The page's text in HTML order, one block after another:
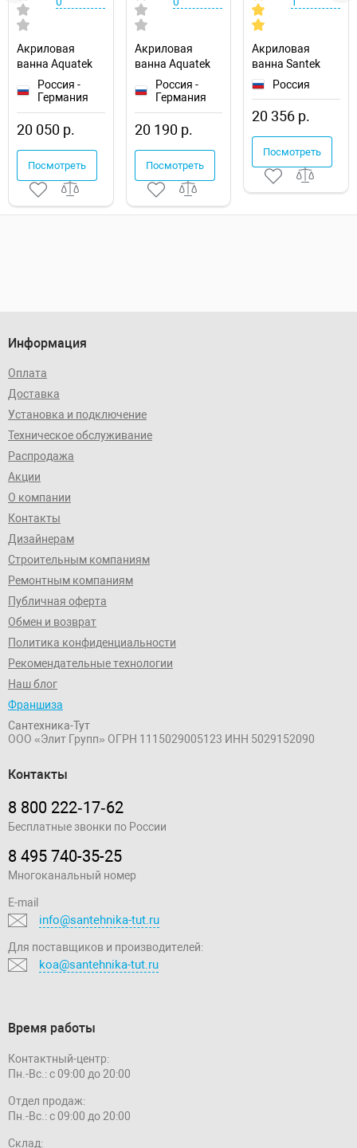
Акриловая
ванна Aquatek
Eco-friendly
София 170x70
Россия -
Германия
20 050 р.
Посмотреть
Акриловая
ванна Aquatek
Eco-friendly
Лайма 170х70
Россия -
Германия
20 190 р.
Посмотреть
Акриловая
ванна Santek
Ламма 170x80
Россия
20 356 р.
Посмотреть
Информация
Оплата
Доставка
Установка и подключение
Техническое обслуживание
Распродажа
Акции
О компании
Контакты
Дизайнерам
Строительным компаниям
Ремонтным компаниям
Публичная оферта
Обмен и возврат
Политика конфиденциальности
Рекомендательные технологии
Наш блог
Франшиза
Сантехника-Тут
ООО «Элит Групп» ОГРН 1115029005123 ИНН 5029152090
Контакты
8 800 222‑17‑62
Бесплатные звонки по России
8 495 740-35-25
Многоканальный номер
E-mail
info@santehnika-tut.ru
Для поставщиков и производителей:
koa@santehnika-tut.ru
Время работы
Контактный-центр:
Пн.-Вс.: с 09:00 до 20:00
Отдел продаж:
Пн.-Вс.: с 09:00 до 20:00
Склад: